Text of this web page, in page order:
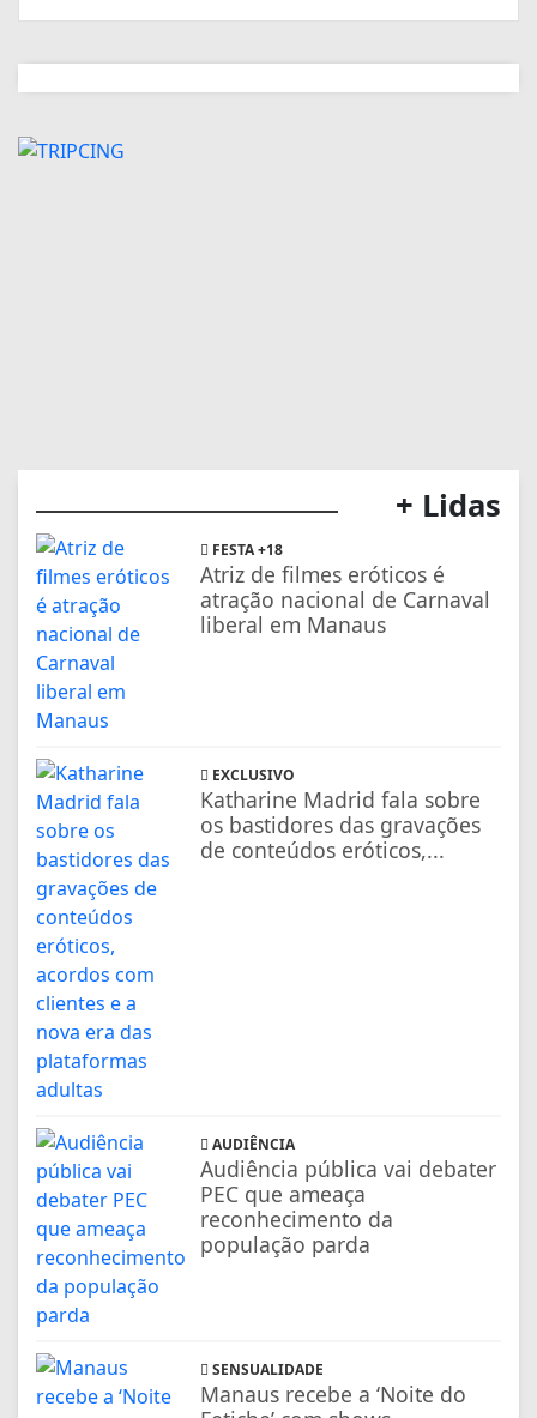
+ Lidas
FESTA +18
Atriz de filmes eróticos é
atração nacional de Carnaval
liberal em Manaus
EXCLUSIVO
Katharine Madrid fala sobre
os bastidores das gravações
de conteúdos eróticos,...
AUDIÊNCIA
Audiência pública vai debater
PEC que ameaça
reconhecimento da
população parda
SENSUALIDADE
Manaus recebe a ‘Noite do